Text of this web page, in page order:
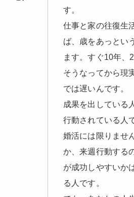
す。
仕事と家の往復生
ば、歳をあっとい
ます。すぐ10年、
そうなってから現
では遅いんです。
成果を出している
行動されている人
婚活には限りませ
か、来週行動する
が成功しやすいか
る人です。